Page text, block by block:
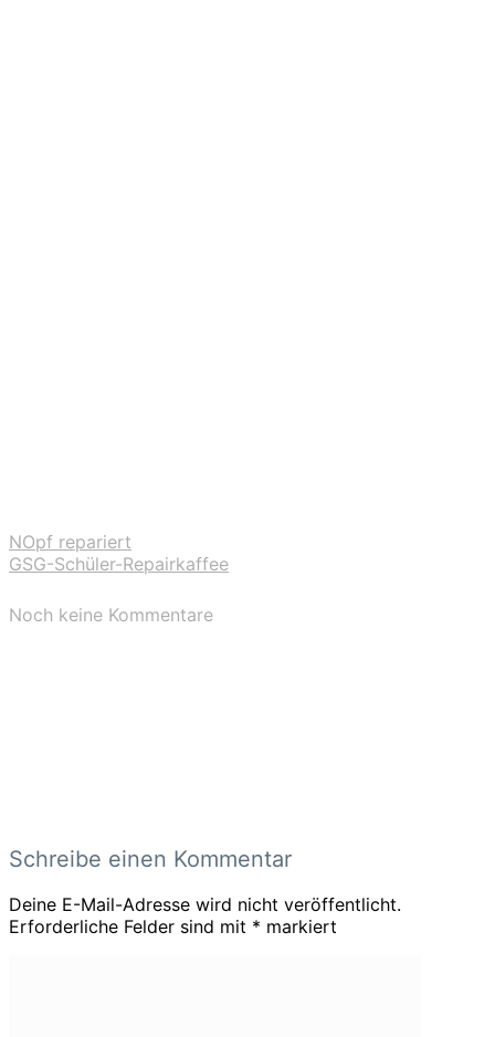
NOpf repariert
GSG-Schüler-Repairkaffee
Noch keine Kommentare
Schreibe einen Kommentar
Deine E-Mail-Adresse wird nicht veröffentlicht.
Erforderliche Felder sind mit * markiert